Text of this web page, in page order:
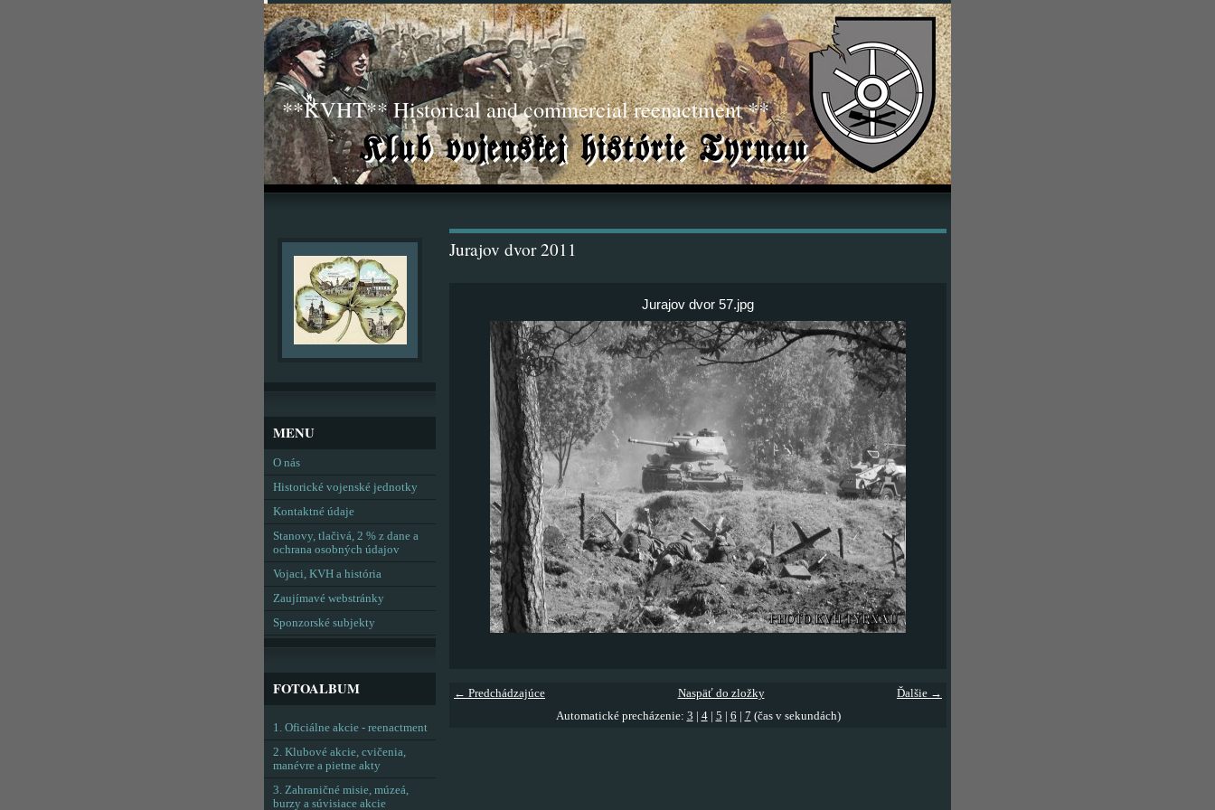
**KVHT** Historical and commercial reenactment **
Jurajov dvor 2011
Jurajov dvor 57.jpg
← Predchádzajúce Ďalšie →
Naspäť do zložky
Automatické precházenie: 3 4| 5 6 7 (čas v sekundách)
MENU
O nás
Historické vojenské jednotky
Kontaktné údaje
Stanovy, tlačivá, 2 % z dane a
ochrana osobných údajov
Vojaci, KVH a história
Zaujímavé webstránky
Sponzorské subjekty
FOTOALBUM
1. Oficiálne akcie - reenactment
2. Klubové akcie, cvičenia,
manévre a pietne akty
3. Zahraničné misie, múzeá,
burzy a súvisiace akcie